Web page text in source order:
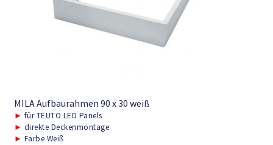
MILA Aufbaurahmen 90 x 30 weiß
► für TEUTO LED Panels
► direkte Deckenmontage
► Farbe Weiß